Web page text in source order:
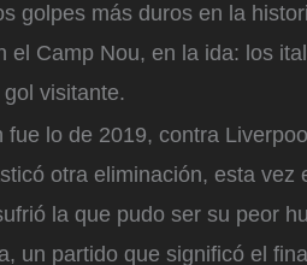
golpes más duros en la
el Camp Nou, en la ida: los
visitante.
fue lo de 2019, contra
otra eliminación, esta
la que pudo ser su peor
un partido que significó el